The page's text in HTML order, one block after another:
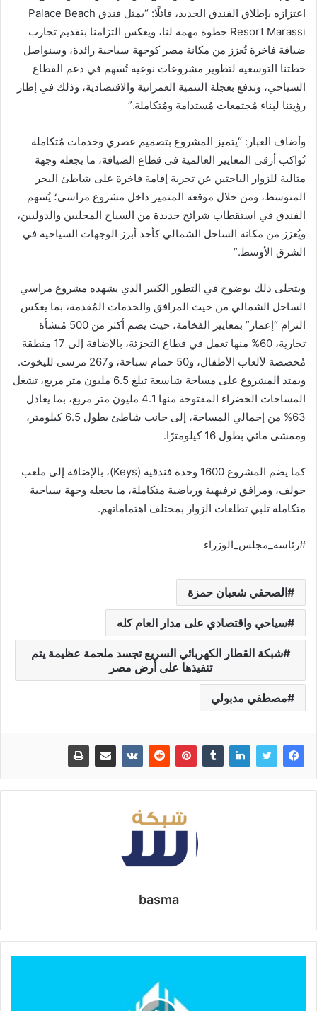
اعتزازه بإطلاق الفندق الجديد، قائلًا: “يمثل فندق Palace Beach
Resort Marassi خطوة مهمة لنا، ويعكس التزامنا بتقديم تجارب
ضيافة فاخرة تُعزز من مكانة مصر كوجهة سياحية رائدة، وسنواصل
خطتنا التوسعية لتطوير مشروعات نوعية تُسهم في دعم القطاع
السياحي، وتدفع بعجلة التنمية العمرانية والاقتصادية، وذلك في إطار
رؤيتنا لبناء مُجتمعات مُستدامة ومُتكاملة.”
وأضاف العبار: “يتميز المشروع بتصميم عصري وخدمات مُتكاملة
تُواكب أرقى المعايير العالمية في قطاع الضيافة، ما يجعله وجهة
مثالية للزوار الباحثين عن تجربة إقامة فاخرة على شاطئ البحر
المتوسط، ومن خلال موقعه المتميز داخل مشروع مراسي؛ يُسهم
الفندق في استقطاب شرائح جديدة من السياح المحليين والدوليين،
ويُعزز من مكانة الساحل الشمالي كأحد أبرز الوجهات السياحية في
الشرق الأوسط.”
ويتجلى ذلك بوضوح في التطور الكبير الذي يشهده مشروع مراسي
الساحل الشمالي من حيث المرافق والخدمات المُقدمة، بما يعكس
التزام “إعمار” بمعايير الفخامة، حيث يضم أكثر من 500 مُنشأة
تجارية، 60% منها تعمل في قطاع التجزئة، بالإضافة إلى 17 منطقة
مُخصصة لألعاب الأطفال، و50 حمام سباحة، و267 مرسى لليخوت.
ويمتد المشروع على مساحة شاسعة تبلغ 6.5 مليون متر مربع، تشغل
المساحات الخضراء المفتوحة منها 4.1 مليون متر مربع، بما يعادل
63% من إجمالي المساحة، إلى جانب شاطئ بطول 6.5 كيلومتر،
وممشى مائي بطول 16 كيلومترًا.
كما يضم المشروع 1600 وحدة فندقية (Keys)، بالإضافة إلى ملعب
جولف، ومرافق ترفيهية ورياضية متكاملة، ما يجعله وجهة سياحية
متكاملة تلبي تطلعات الزوار بمختلف اهتماماتهم.
#رئاسة_مجلس_الوزراء
الصحفي شعبان حمزة
سياحي واقتصادي على مدار العام كله
شبكة القطار الكهربائي السريع تجسد ملحمة عظيمة يتم
تنفيذها على أرض مصر
مصطفي مدبولي
basma